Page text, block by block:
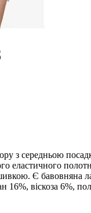
з середньою
еластичного
Є бавовняна
16%, віскоза 6%,